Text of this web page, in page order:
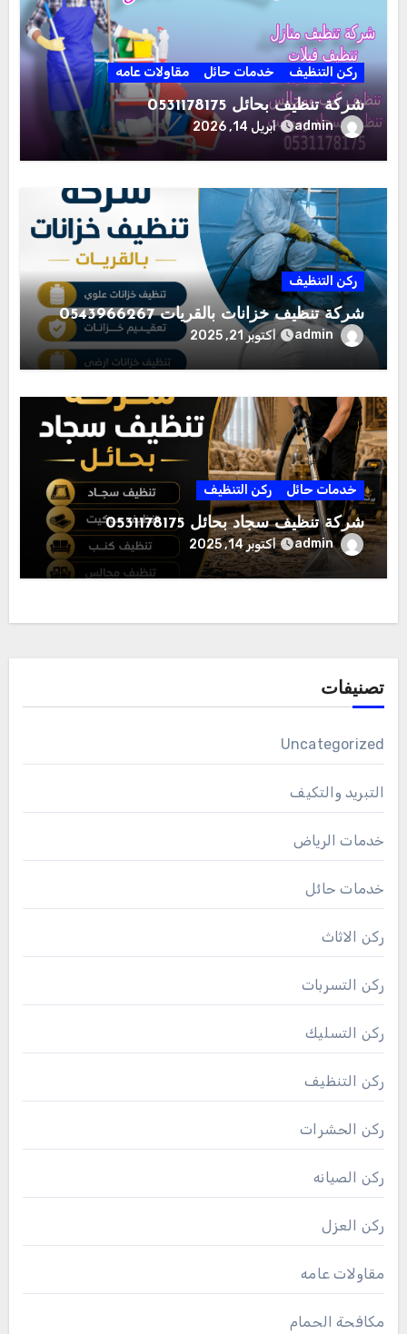
ركن التنظيف خدمات حائل مقاولات عامه
شركة تنظيف بحائل 0531178175
admin أبريل 14, 2026
ركن التنظيف
شركة تنظيف خزانات بالقريات 0543966267
admin أكتوبر 21, 2025
خدمات حائل ركن التنظيف
شركة تنظيف سجاد بحائل 0531178175
admin أكتوبر 14, 2025
تصنيفات
Uncategorized
التبريد والتكيف
خدمات الرياض
خدمات حائل
ركن الاثاث
ركن التسربات
ركن التسليك
ركن التنظيف
ركن الحشرات
ركن الصيانه
ركن العزل
مقاولات عامه
مكافحة الحمام